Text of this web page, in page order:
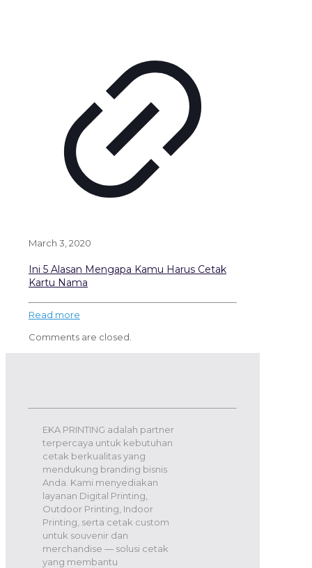
March 3, 2020
Ini 5 Alasan Mengapa Kamu Harus Cetak
Kartu Nama
Read more
Comments are closed.
EKA PRINTING adalah partner
terpercaya untuk kebutuhan
cetak berkualitas yang
mendukung branding bisnis
Anda. Kami menyediakan
layanan Digital Printing,
Outdoor Printing, Indoor
Printing, serta cetak custom
untuk souvenir dan
merchandise — solusi cetak
yang membantu